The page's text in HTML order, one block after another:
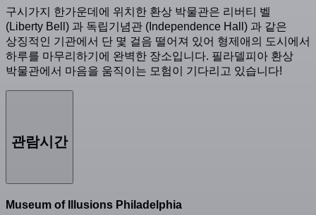
구시가지 한가운데에 위치한 환상 박물관은 리버티 벨
(Liberty Bell) 과 독립기념관 (Independence Hall) 과 같은
상징적인 기관에서 단 몇 걸음 떨어져 있어 형제애의 도시에서
하루를 마무리하기에 완벽한 장소입니다. 필라델피아 환상
박물관에서 마음을 움직이는 모험이 기다리고 있습니다!
관람시간
Museum of Illusions Philadelphia